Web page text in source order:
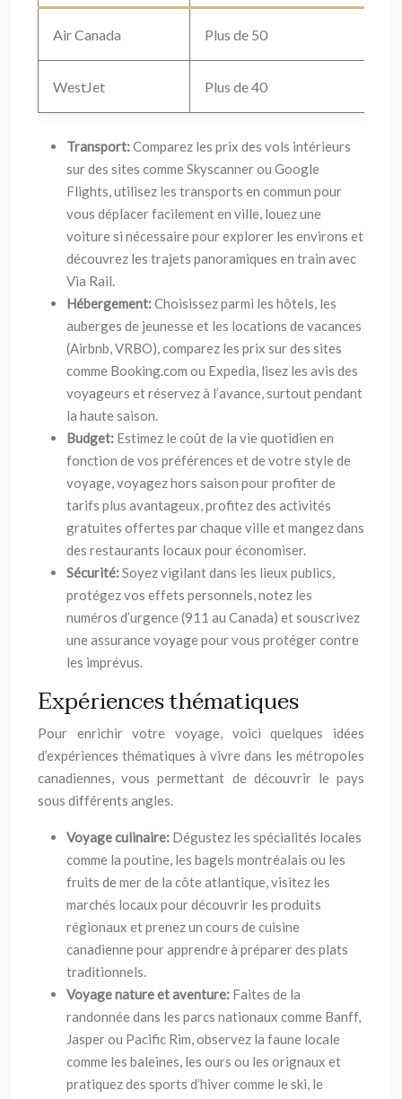
Air Canada Plus de 50
WestJet Plus de 40
Transport:Comparez les prix des vols intérieurs
sur des sites comme Skyscanner ou Google
Flights, utilisez les transports en commun pour
vous déplacer facilement en ville, louez une
voiture si nécessaire pour explorer les environs et
découvrez les trajets panoramiques en train avec
Via Rail.
Hébergement:Choisissez parmi les hôtels, les
auberges de jeunesse et les locations de vacances
(Airbnb, VRBO), comparez les prix sur des sites
comme Booking.com ou Expedia, lisez les avis des
voyageurs et réservez à l’avance, surtout pendant
la haute saison.
Budget: Estimez le coût de la vie quotidien en
fonction de vos préférences et de votre style de
voyage, voyagez hors saison pour profiter de
tarifs plus avantageux, profitez des activités
gratuites offertes par chaque ville et mangez dans
des restaurants locaux pour économiser.
Sécurité:Soyez vigilant dans les lieux publics,
protégez vos effets personnels, notez les
numéros d’urgence (911 au Canada) et souscrivez
une assurance voyage pour vous protéger contre
les imprévus.
Expériences thématiques
Pour enrichir votre voyage, voici quelques idées
d’expériences thématiques à vivre dans les métropoles
canadiennes, vous permettant de découvrir le pays
sous différents angles.
Voyage culinaire: Dégustez les spécialités locales
comme la poutine, les bagels montréalais ou les
fruits de mer de la côte atlantique, visitez les
marchés locaux pour découvrir les produits
régionaux et prenez un cours de cuisine
canadienne pour apprendre à préparer des plats
traditionnels.
Voyage nature et aventure: Faites de la
randonnée dans les parcs nationaux comme Banff,
Jasper ou Pacific Rim, observez la faune locale
comme les baleines, les ours ou les orignaux et
pratiquez des sports d’hiver comme le ski, le